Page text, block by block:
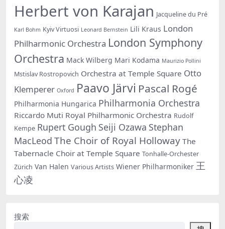
Herbert von Karajan Jacqueline du Pré
Karl Bohm Kyiv Virtuosi Leonard Bernstein Lili Kraus London
Philharmonic Orchestra London Symphony
Orchestra Mack Wilberg Mari Kodama Maurizio Pollini
Mstislav Rostropovich Orchestra at Temple Square Otto
Klemperer Oxford Paavo Järvi Pascal Rogé
Philharmonia Hungarica Philharmonia Orchestra
Riccardo Muti Royal Philharmonic Orchestra Rudolf
Kempe Rupert Gough Seiji Ozawa Stephan
MacLeod The Choir of Royal Holloway The
Tabernacle Choir at Temple Square Tonhalle-Orchester
Zürich Van Halen Various Artists Wiener Philharmoniker 王
心凌
搜索